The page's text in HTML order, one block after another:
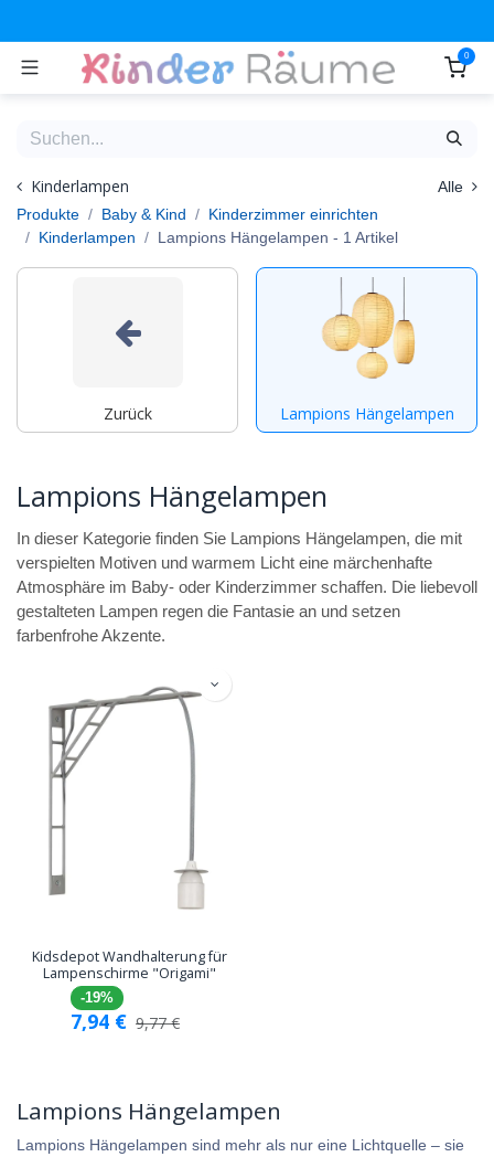
0
Kinderlampen
Alle
Produkte
Baby & Kind
Kinderzimmer einrichten
Kinderlampen
Lampions Hängelampen - 1 Artikel
Zurück Lampions Hängelampen
Lampions Hängelampen
In dieser Kategorie finden Sie Lampions Hängelampen, die mit
verspielten Motiven und warmem Licht eine märchenhafte
Atmosphäre im Baby- oder Kinderzimmer schaffen. Die liebevoll
gestalteten Lampen regen die Fantasie an und setzen
farbenfrohe Akzente.
Kidsdepot Wandhalterung für
Lampenschirme "Origami"
-19%
7,94 € 9,77€
Lampions Hängelampen
Lampions Hängelampen sind mehr als nur eine Lichtquelle – sie